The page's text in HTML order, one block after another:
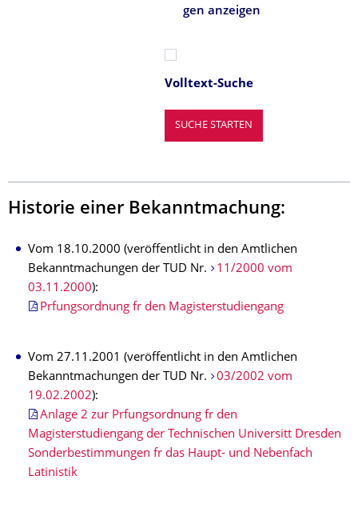
gen anzeigen
Volltext-Suche
Historie einer Bekanntmachung:
Vom 18.10.2000 (veröffentlicht in den Amtlichen
Bekanntmachungen der TUD Nr.
11/2000 vom
03.11.2000):
Prfungsordnung fr den Magisterstudiengang
Vom 27.11.2001 (veröffentlicht in den Amtlichen
Bekanntmachungen der TUD Nr.
03/2002 vom
19.02.2002):
Anlage 2 zur Prfungsordnung fr den
Magisterstudiengang der Technischen Universitt Dresden
Sonderbestimmungen fr das Haupt- und Nebenfach
Latinistik